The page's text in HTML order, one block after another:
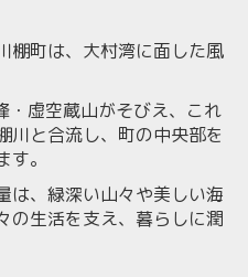
棚町は、大村湾に面した風
虚空蔵山がそびえ、これ
川と合流し、町の中央部を
。
は、緑深い山々や美しい海
の生活を支え、暮らしに潤